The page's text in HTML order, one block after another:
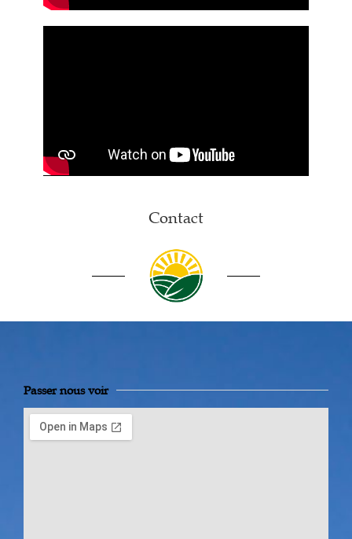
Contact
Passer nous voir